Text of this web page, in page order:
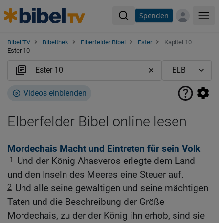
Spenden
Bibel TV Bibelthek Elberfelder Bibel Ester
Kapitel 10
Ester 10
Videos einblenden
Elberfelder Bibel online lesen
Mordechais Macht und Eintreten für sein Volk
1
Und der König Ahasveros erlegte dem Land
und den Inseln des Meeres eine Steuer auf.
2 Und alle seine gewaltigen und seine mächtigen
Taten und die Beschreibung der Größe
Mordechais, zu der der König ihn erhob, sind sie